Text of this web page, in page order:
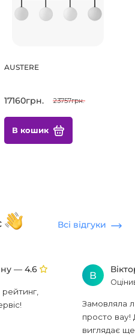
AUSTERE
17160грн. 23757грн.
В кошик
Всі відгуки
— 4.6 В
Замовляла
просто вау!
виглядає